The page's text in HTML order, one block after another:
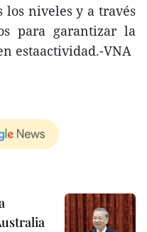
los niveles y a través
para garantizar la
estaactividad.-VNA